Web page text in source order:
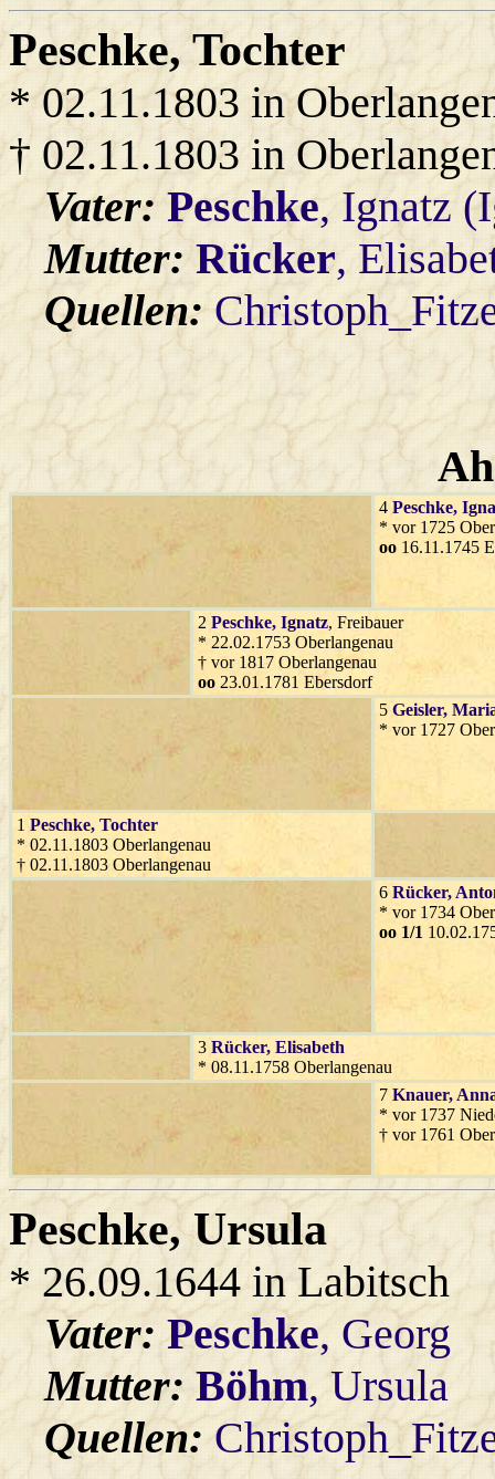
Peschke, Tochter
* 02.11.1803 in
† 02.11.1803 in
Vater:Peschke, Ignatz
Mutter:Rücker,
Quellen:
4 Peschke,
* vor 1725
oo 16.11.1745
2 Peschke, Ignatz, Freibauer
* 22.02.1753 Oberlangenau
† vor 1817 Oberlangenau
oo 23.01.1781 Ebersdorf
5 Geisler,
* vor 1727
1 Peschke, Tochter
* 02.11.1803 Oberlangenau
† 02.11.1803 Oberlangenau
6 Rücker,
* vor 1734
oo 1/1
3 Rücker, Elisabeth
* 08.11.1758 Oberlangenau
7 Knauer,
* vor 1737
† vor 1761
Peschke, Ursula
* 26.09.1644 in Labitsch
Vater:Peschke, Georg
Mutter: Böhm, Ursula
Quellen: